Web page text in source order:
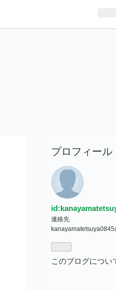
プロフィール
連絡先
このブログについ